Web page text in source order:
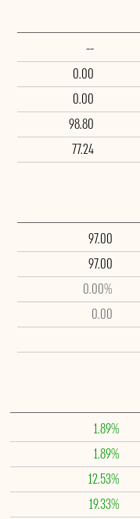
--
0.00
0.00
98.80
77.24
97.00
97.00
0.00%
0.00
1.89%
1.89%
12.53%
19.33%